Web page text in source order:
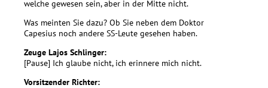
welche gewesen sein, aber in der Mitte nicht.
Was meinten Sie dazu? Ob Sie neben dem Doktor
Capesius noch andere SS-Leute gesehen haben.
Zeuge Lajos Schlinger:
[Pause] Ich glaube nicht, ich erinnere mich nicht.
Vorsitzender Richter: